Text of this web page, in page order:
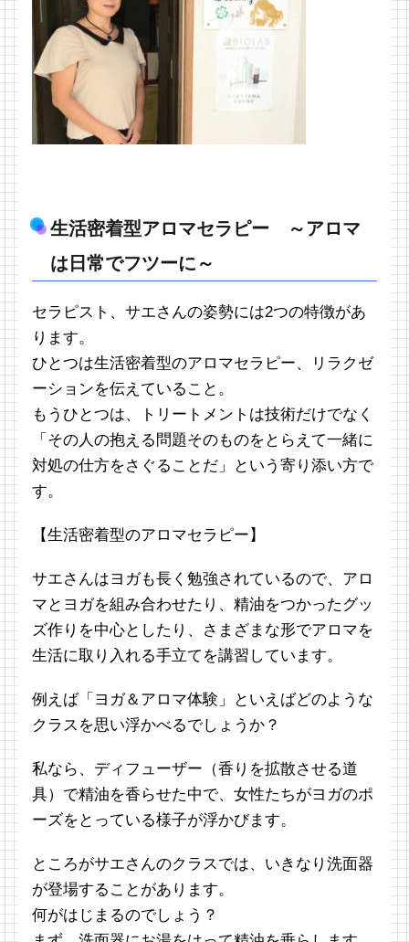
生活密着型アロマセラピー ～アロマ
は日常でフツーに～
セラピスト、サエさんの姿勢には2つの特徴があ
ります。
ひとつは生活密着型のアロマセラピー、リラクゼ
ーションを伝えていること。
もうひとつは、トリートメントは技術だけでなく
「その人の抱える問題そのものをとらえて一緒に
対処の仕方をさぐることだ」という寄り添い方で
す。
【生活密着型のアロマセラピー】
サエさんはヨガも長く勉強されているので、アロ
マとヨガを組み合わせたり、精油をつかったグッ
ズ作りを中心としたり、さまざまな形でアロマを
生活に取り入れる手立てを講習しています。
例えば「ヨガ＆アロマ体験」といえばどのような
クラスを思い浮かべるでしょうか？
私なら、ディフューザー（香りを拡散させる道
具）で精油を香らせた中で、女性たちがヨガのポ
ーズをとっている様子が浮かびます。
ところがサエさんのクラスでは、いきなり洗面器
が登場することがあります。
何がはじまるのでしょう？